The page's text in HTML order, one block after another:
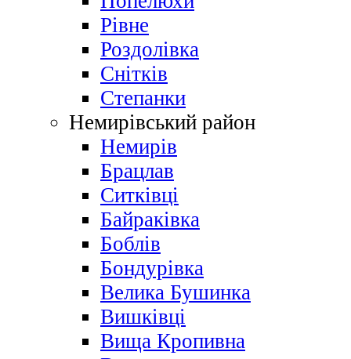
Рівне
Роздолівка
Снітків
Степанки
Немирівський район
Немирів
Брацлав
Ситківці
Байраківка
Боблів
Бондурівка
Велика Бушинка
Вишківці
Вища Кропивна